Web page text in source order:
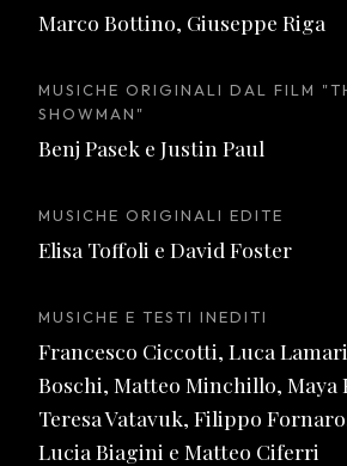
Marco Bottino, Giuseppe Riga
MUSICHE ORIGINALI DAL FILM
SHOWMAN"
Benj Pasek e Justin Paul
MUSICHE ORIGINALI EDITE
Elisa Toffoli e David Foster
MUSICHE E TESTI INEDITI
Francesco Ciccotti, Luca
Boschi, Matteo Minchillo, Maya
Teresa Vatavuk, Filippo
Lucia Biagini e Matteo Ciferri